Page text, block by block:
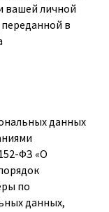
вашей личной
в
данных
ФЗ «О
по
данных,